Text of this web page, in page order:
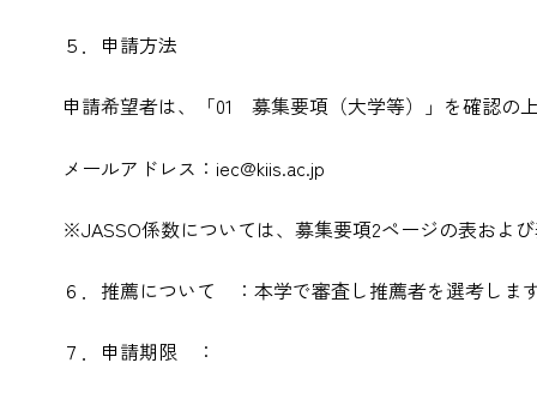
５．申請方法
申請希望者は、「01 募集要項（大学等）」を確認の
メールアドレス：iec@kiis.ac.jp
※JASSO係数については、募集要項2ページの表およ
６．推薦について ：本学で審査し推薦者を選考します
７．申請期限 ：